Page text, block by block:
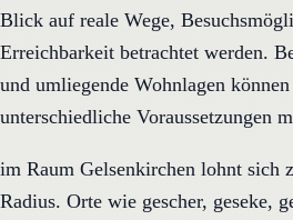
Blick auf reale Wege,
Erreichbarkeit betrachtet werden.
und umliegende Wohnlagen
unterschiedliche Voraussetzungen
im Raum Gelsenkirchen lohnt sich
Radius. Orte wie gescher, geseke,